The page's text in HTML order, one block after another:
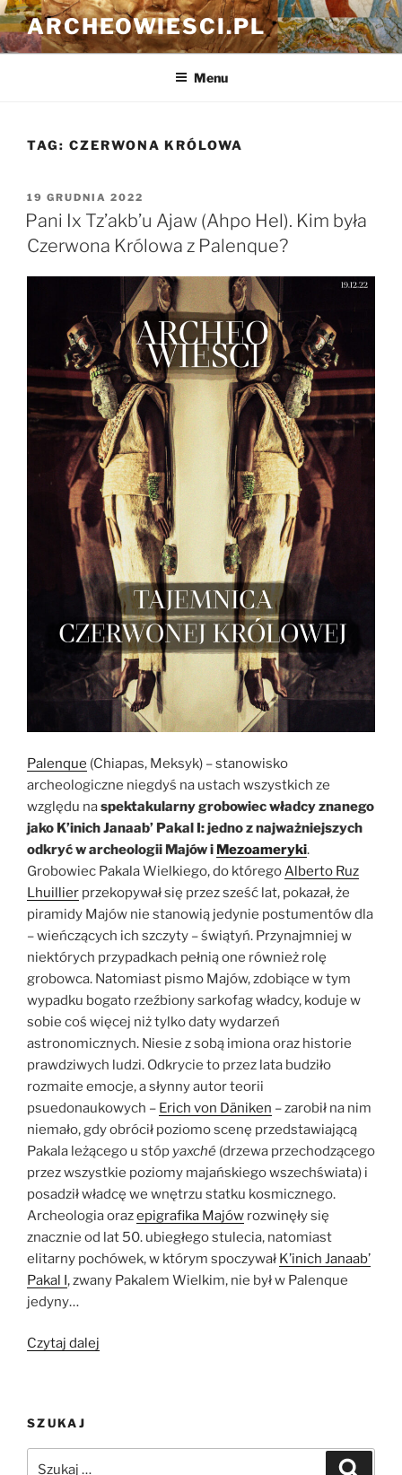
Przejdź
do
treści
ARCHEOWIESCI.PL
Menu
TAG: CZERWONA KRÓLOWA
OPUBLIKOWANE
W
19 GRUDNIA 2022
Pani Ix Tz’akb’u Ajaw (Ahpo Hel). Kim była
Czerwona Królowa z Palenque?
Palenque (Chiapas, Meksyk) – stanowisko
archeologiczne niegdyś na ustach wszystkich ze
względu naspektakularny grobowiec władcy znanego
jako K’inich Janaab’ Pakal I: jedno z najważniejszych
odkryć w archeologii Majów i Mezoameryki.
Grobowiec Pakala Wielkiego, do któregoAlberto Ruz
Lhuillier przekopywał się przez sześć lat, pokazał, że
piramidy Majów nie stanowią jedynie postumentów dla
– wieńczących ich szczyty – świątyń. Przynajmniej w
niektórych przypadkach pełnią one również rolę
grobowca. Natomiast pismo Majów, zdobiące w tym
wypadku bogato rzeźbiony sarkofag władcy, koduje w
sobie coś więcej niż tylko daty wydarzeń
astronomicznych. Niesie z sobą imiona oraz historie
prawdziwych ludzi. Odkrycie to przez lata budziło
rozmaite emocje, a słynny autor teorii
psuedonaukowych – Erich von Däniken – zarobił na nim
niemało, gdy obrócił poziomo scenę przedstawiającą
Pakala leżącego u stóp yaxché (drzewa przechodzącego
przez wszystkie poziomy majańskiego wszechświata) i
posadził władcę we wnętrzu statku kosmicznego.
Archeologia orazepigrafika Majów rozwinęły się
znacznie od lat 50. ubiegłego stulecia, natomiast
elitarny pochówek, w którym spoczywał K’inich Janaab’
Pakal I, zwany Pakalem Wielkim, nie był w Palenque
jedyny…
Czytaj dalej
Hel).
SZUKAJ